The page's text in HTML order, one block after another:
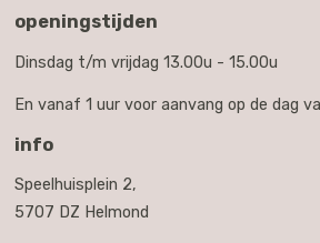
openingstijden
Dinsdag t/m vrijdag 13.00u - 15.00u
En vanaf 1 uur voor aanvang op de dag
info
Speelhuisplein 2,
5707 DZ Helmond